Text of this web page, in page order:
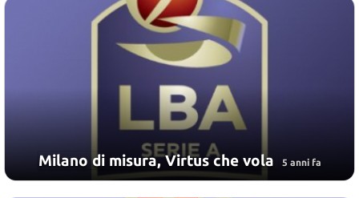
Milano di misura, Virtus che vola 5 anni fa